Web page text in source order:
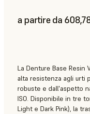
a partire da
La Denture Base Resin
alta resistenza agli urti
robuste e dall'aspetto
ISO. Disponibile in tre
Light e Dark Pink), la